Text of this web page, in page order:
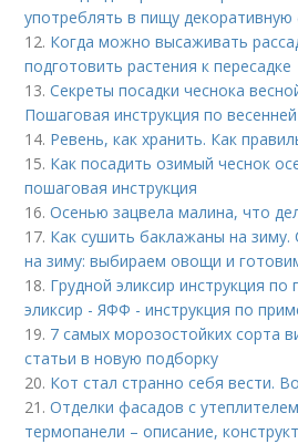
употреблять в пищу декоративную
12. Когда можно высаживать
подготовить растения к пересадке
13.Секреты посадки чеснока
Пошаговая инструкция по
14. Ревень, как хранить. Как
15. Как посадить озимый чеснок
пошаговая инструкция
16.Осенью зацвела малина, что
17. Как сушить баклажаны на
на зиму: выбираем овощи и
18. Грудной эликсир инструкция
эликсир - ЯФФ - инструкция по
19. 7 самых морозостойких сорта
статьи в новую подборку
20. Кот стал странно себя вести.
21.Отделки фасадов с
термопанели – описание,